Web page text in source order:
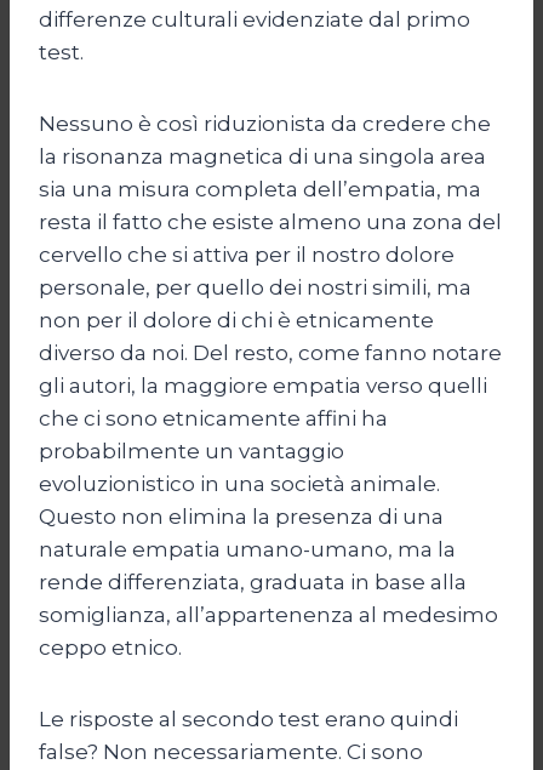
differenze culturali evidenziate dal primo
test.
Nessuno è così riduzionista da credere che
la risonanza magnetica di una singola area
sia una misura completa dell’empatia, ma
resta il fatto che esiste almeno una zona del
cervello che si attiva per il nostro dolore
personale, per quello dei nostri simili, ma
non per il dolore di chi è etnicamente
diverso da noi. Del resto, come fanno notare
gli autori, la maggiore empatia verso quelli
che ci sono etnicamente affini ha
probabilmente un vantaggio
evoluzionistico in una società animale.
Questo non elimina la presenza di una
naturale empatia umano-umano, ma la
rende differenziata, graduata in base alla
somiglianza, all’appartenenza al medesimo
ceppo etnico.
Le risposte al secondo test erano quindi
false? Non necessariamente. Ci sono